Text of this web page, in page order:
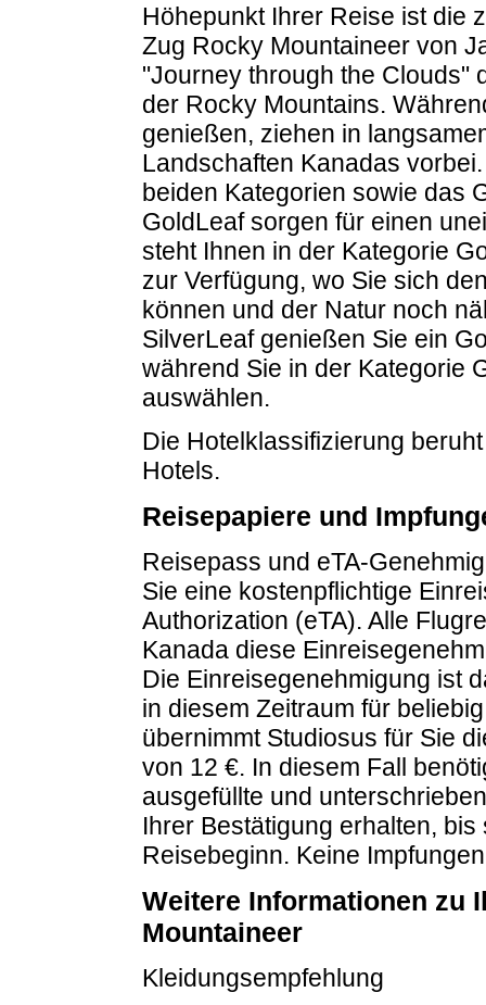
Höhepunkt Ihrer Reise ist die
Zug Rocky Mountaineer von
"Journey through the Clouds"
der Rocky Mountains.
genießen, ziehen in
Landschaften Kanadas
beiden Kategorien sowie das
GoldLeaf sorgen für einen
steht Ihnen in der Kategorie
zur Verfügung, wo Sie sich
können und der Natur noch
SilverLeaf genießen Sie ein
während Sie in der Kategorie
auswählen.
Die Hotelklassifizierung
Hotels.
Reisepapiere und
Reisepass und eTA-
Sie eine kostenpflichtige
Authorization (eTA). Alle
Kanada diese
Die Einreisegenehmigung ist
in diesem Zeitraum für
übernimmt Studiosus für Sie
von 12 €. In diesem Fall
ausgefüllte und
Ihrer Bestätigung erhalten,
Reisebeginn. Keine
Weitere Informationen zu
Mountaineer
Kleidungsempfehlung